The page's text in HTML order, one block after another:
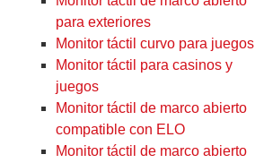
para exteriores
Monitor táctil curvo para juegos
Monitor táctil para casinos y
juegos
Monitor táctil de marco abierto
compatible con ELO
Monitor táctil de marco abierto